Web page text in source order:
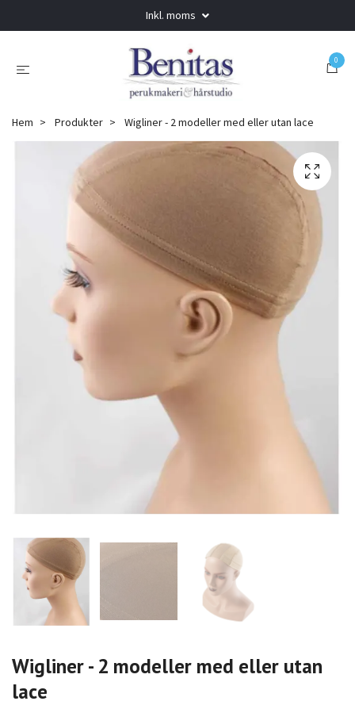
Inkl. moms
0
Hem Produkter Wigliner - 2 modeller med eller utan lace
Wigliner - 2 modeller med eller utan
lace